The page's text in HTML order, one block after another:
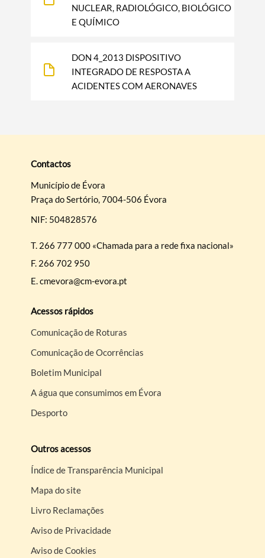
Categorias gerais
NUCLEAR, RADIOLÓGICO, BIOLÓGICO
E QUÍMICO
DON 4_2013 DISPOSITIVO
INTEGRADO DE RESPOSTA A
ACIDENTES COM AERONAVES
Contactos
Município de Évora
Praça do Sertório, 7004-506 Évora
NIF: 504828576
T. 266 777 000 «Chamada para a rede fixa nacional»
F. 266 702 950
E.cmevora@cm-evora.pt
Acessos rápidos
Comunicação de Roturas
Comunicação de Ocorrências
Boletim Municipal
A água que consumimos em Évora
Desporto
Outros acessos
Índice de Transparência Municipal
Mapa do site
Livro Reclamações
Aviso de Privacidade
Aviso de Cookies